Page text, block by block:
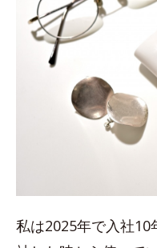
私は2025年で入社10